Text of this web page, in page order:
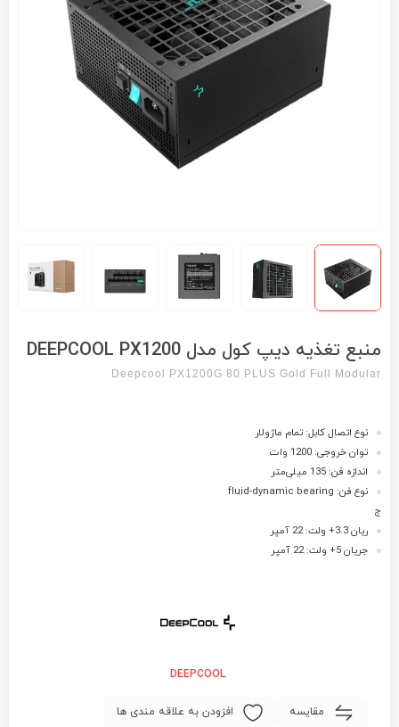
منبع تغذیه دیپ کول مدل DEEPCOOL PX1200
Deepcool PX1200G 80 PLUS Gold Full Modular
نوع اتصال کابل: تمام ماژولار
توان خروجی: 1200 وات
اندازه فن: 135 میلی‌متر
نوع فن: fluid-dynamic bearing
ج
ریان 3.3+ ولت: 22 آمپر
جریان 5+ ولت: 22 آمپر
DEEPCOOL
مقایسه افزودن به علاقه مندی ها